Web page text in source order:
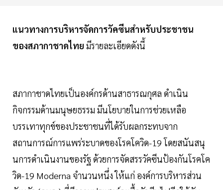
แนวทางการบริหารจัดการวัคซีนสำหรับประชาชน
ของสภากาชาดไทย มีรายละเอียดดังนี้
สภากาชาดไทยเป็นองค์กรด้านสาธารณกุศล ดำเนิน
กิจกรรมด้านมนุษยธรรม มีนโยบายในการช่วยเหลือ
บรรเทาทุกข์ของประชาชนที่ได้รับผลกระทบจาก
สถานการณ์การแพร่ระบาดของโรคโควิด-19 โดยสนันสนุ
นการดำเนินงานของรัฐ ด้วยการจัดสรรวัคซีนป้องกันโรคโค
วิด-19 Moderna จำนวนหนึ่ง ให้แก่ องค์การบริหารส่วน